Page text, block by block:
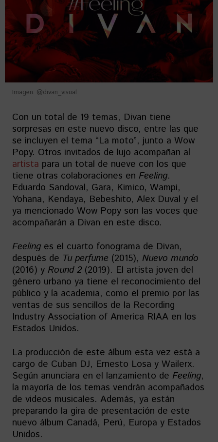
Imagen: @divan_visual
Con un total de 19 temas, Divan tiene
sorpresas en este nuevo disco, entre las que
se incluyen el tema “La moto”, junto a Wow
Popy. Otros invitados de lujo acompañan al
artista para un total de nueve con los que
tiene otras colaboraciones en Feeling.
Eduardo Sandoval, Gara, Kimico, Wampi,
Yohana, Kendaya, Bebeshito, Alex Duval y el
ya mencionado Wow Popy son las voces que
acompañarán a Divan en este disco.
Feeling es el cuarto fonograma de Divan,
después de Tu perfume (2015), Nuevo mundo
(2016) y Round 2(2019). El artista joven del
género urbano ya tiene el reconocimiento del
público y la academia, como el premio por las
ventas de sus sencillos de la Recording
Industry Association of America RIAA en los
Estados Unidos.
La producción de este álbum esta vez está a
cargo de Cuban DJ, Ernesto Losa y Wailerx.
Según anunciara en el lanzamiento de Feeling,
la mayoría de los temas vendrán acompañados
de videos musicales. Además, ya están
preparando la gira de presentación de este
nuevo álbum Canadá, Perú, Europa y Estados
Unidos.